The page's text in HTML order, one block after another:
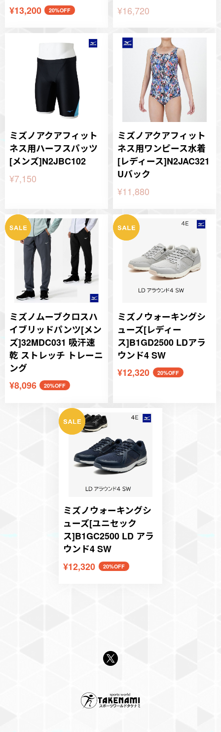
¥13,200
20%OFF
¥16,720
ミズノアクアフィット
ネス用ハーフスパッツ
[メンズ]N2JBC102
¥7,150
ミズノアクアフィット
ネス用ワンピース水着
[レディース]N2JAC321
Uバック
¥11,880
ミズノムーブクロスハ
イブリッドパンツ[メン
ズ]32MDC031 吸汗速
乾 ストレッチ トレーニ
ング
¥8,096
20%OFF
ミズノウォーキングシ
ューズ[レディー
ス]B1GD2500 LDアラ
ウンド4 SW
¥12,320
20%OFF
ミズノウォーキングシ
ューズ[ユニセック
ス]B1GC2500 LD アラ
ウンド4 SW
¥12,320
20%OFF